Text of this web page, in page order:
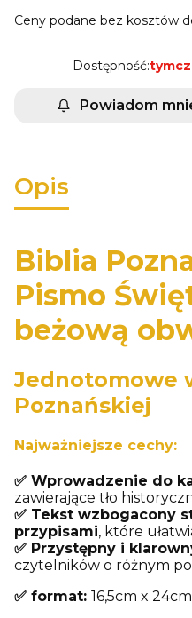
Ceny podane bez kosztów
Dostępność:
Powiadom
Opis
Biblia
Pismo
beżową
Jednotomowe
Poznańskiej
Najważniejsze cechy:
✅ Wprowadzenie do
zawierające tło
✅ Tekst wzbogacony
przypisami, które
✅ Przystępny i
czytelników o różnym
✅ format: 16,5cm x 24cm